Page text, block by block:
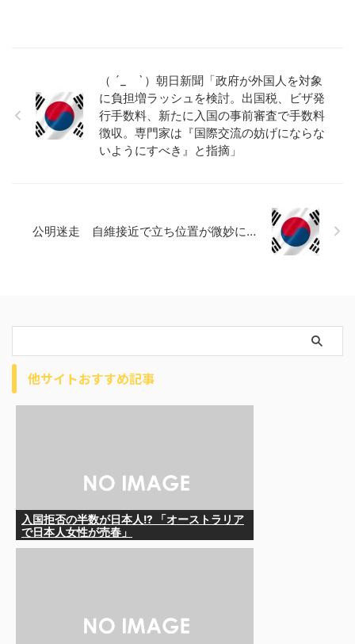
（ ´_ゝ`）朝日新聞「政府が外国人を対象
に負担増ラッシュを検討。出国税、ビザ発
行手数料、新たに入国の事前審査で手数料
徴収。専門家は『国際交流の妨げにならな
いようにすべき』と指摘」
公明迷走 自維接近で立ち位置が微妙に…
他サイトおすすめ記事
入国拒否の半数が日本人!? 「オーストラリア
で日本人女性が売春」